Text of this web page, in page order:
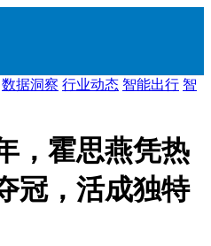
数据洞察 行业动态 智能出行 智
，霍思燕凭热
冠，活成独特